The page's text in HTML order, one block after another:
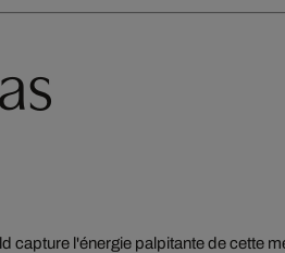
capture l'énergie palpitante de cette